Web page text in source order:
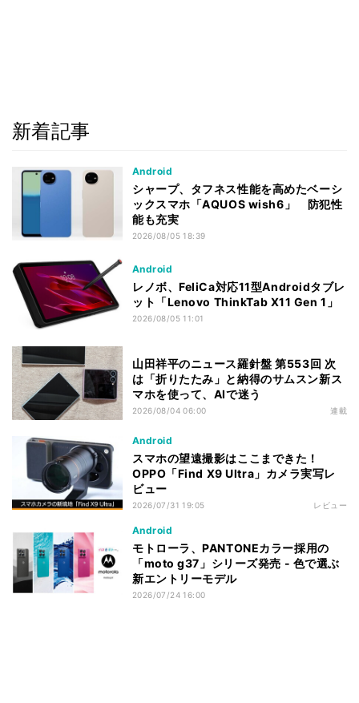
新着記事
Android
シャープ、タフネス性能を高めたベーシ
ックスマホ「AQUOS wish6」 防犯性
能も充実
2026/08/05 18:39
Android
レノボ、FeliCa対応11型Androidタブレ
ット「Lenovo ThinkTab X11 Gen 1」
2026/08/05 11:01
山田祥平のニュース羅針盤 第553回 次
は「折りたたみ」と納得のサムスン新ス
マホを使って、AIで迷う
2026/08/04 06:00 連載
Android
スマホの望遠撮影はここまできた！
OPPO「Find X9 Ultra」カメラ実写レ
ビュー
2026/07/31 19:05 レビュー
Android
モトローラ、PANTONEカラー採用の
「moto g37」シリーズ発売 - 色で選ぶ
新エントリーモデル
2026/07/24 16:00